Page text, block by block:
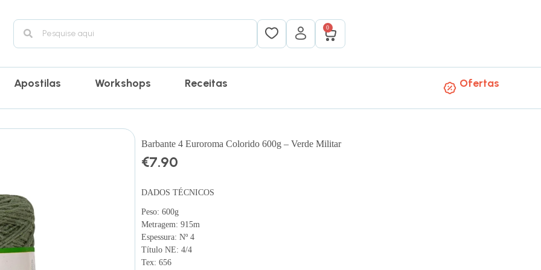
0
Apostilas Workshops Receitas Ofertas
Barbante 4 Euroroma Colorido 600g – Verde Militar
€7.90
DADOS TÉCNICOS
Peso: 600g
Metragem: 915m
Espessura: Nº 4
Título NE: 4/4
Tex: 656